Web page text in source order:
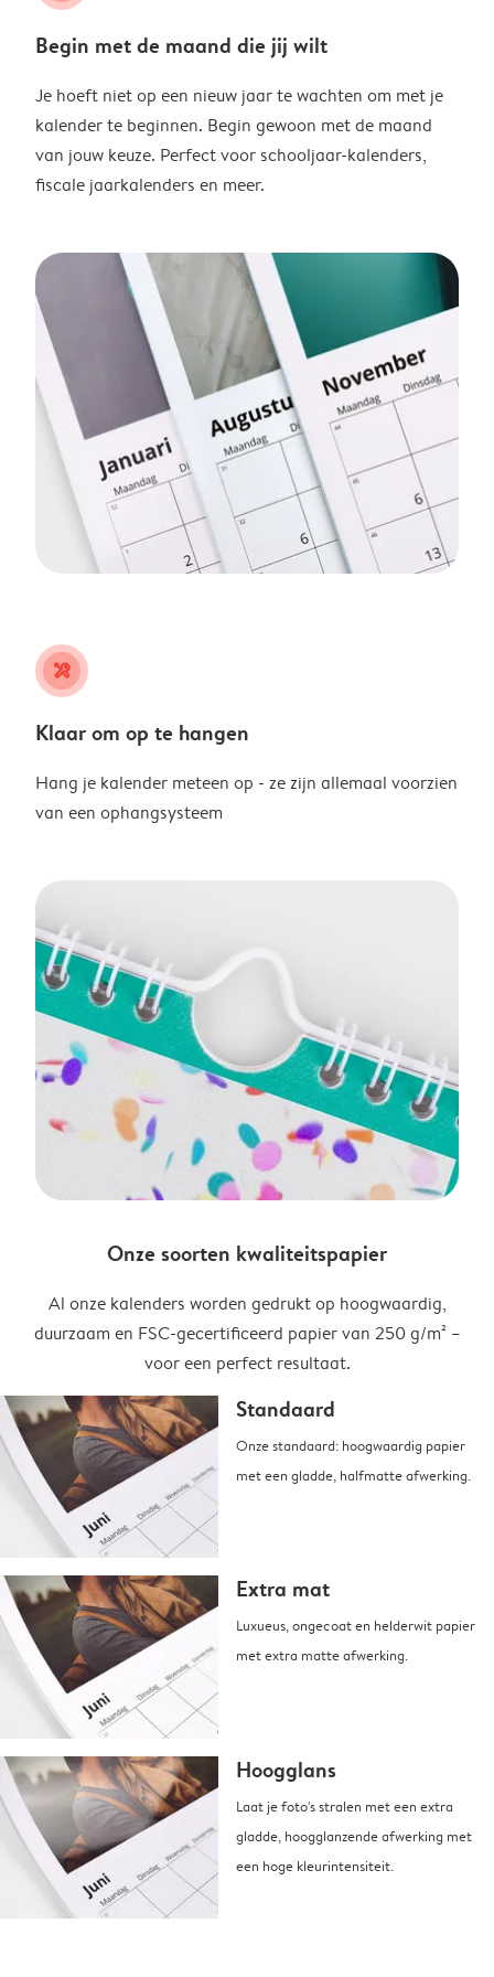
Begin met de maand die jij wilt
Je hoeft niet op een nieuw jaar te wachten om met je
kalender te beginnen. Begin gewoon met de maand
van jouw keuze. Perfect voor schooljaar-kalenders,
fiscale jaarkalenders en meer.
tools
Klaar om op te hangen
Hang je kalender meteen op - ze zijn allemaal voorzien
van een ophangsysteem
Onze soorten kwaliteitspapier
Al onze kalenders worden gedrukt op hoogwaardig,
duurzaam en FSC-gecertificeerd papier van 250 g/m² –
voor een perfect resultaat.
Standaard
Onze standaard: hoogwaardig papier
met een gladde, halfmatte afwerking.
Extra mat
Luxueus, ongecoat en helderwit papier
met extra matte afwerking.
Hoogglans
Laat je foto's stralen met een extra
gladde, hoogglanzende afwerking met
een hoge kleurintensiteit.